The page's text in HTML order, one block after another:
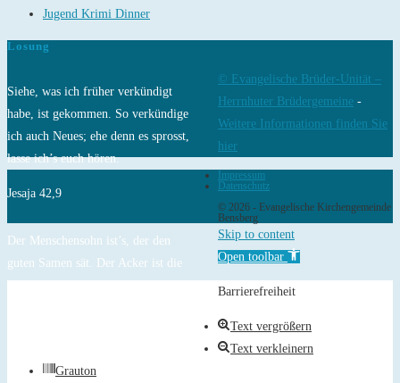
Jugend Krimi Dinner
Losung
Siehe, was ich früher verkündigt
habe, ist gekommen. So verkündige
ich auch Neues; ehe denn es sprosst,
lasse ich’s euch hören.
Jesaja 42,9
Der Menschensohn ist’s, der den
guten Samen sät. Der Acker ist die
© Evangelische Brüder-Unität –
Herrnhuter Brüdergemeine -
Weitere Informationen finden Sie
hier
Impressum
Datenschutz
© 2026 - Evangelische Kirchengemeinde
Bensberg
Skip to content
Open toolbar
Barrierefreiheit
Text vergrößern
Text verkleinern
Grauton